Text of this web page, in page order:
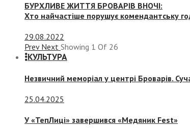
БУРХЛИВЕ ЖИТТЯ БРОВАРІВ ВНОЧІ:
Хто найчастіше порушує комендантську
29.08.2022
Prev Next Showing 1 Of 26
КУЛЬТУРА
Незвичний меморіал у центрі Броварів.
25.04.2025
У «ТепЛиці» завершився «Медяник Fest»